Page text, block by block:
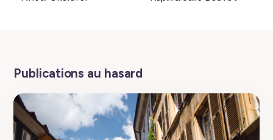
Publications au hasard